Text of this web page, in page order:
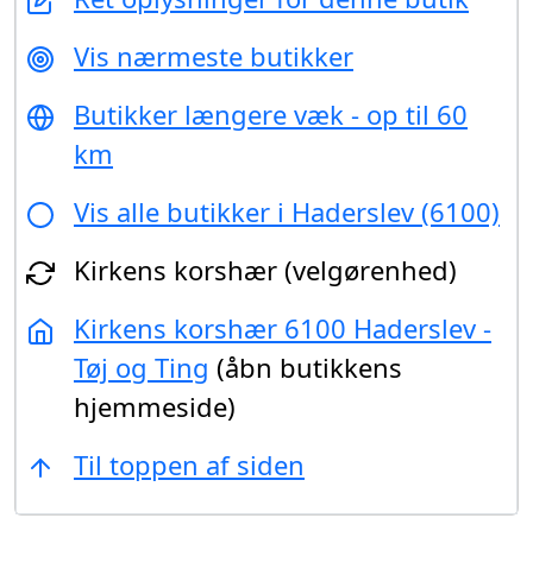
Vis nærmeste butikker
Butikker længere væk - op til 60
km
Vis alle butikker i Haderslev (6100)
Kirkens korshær (velgørenhed)
Kirkens korshær 6100 Haderslev -
Tøj og Ting (åbn butikkens
hjemmeside)
Til toppen af siden